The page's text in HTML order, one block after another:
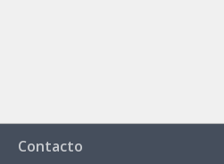
Contacto